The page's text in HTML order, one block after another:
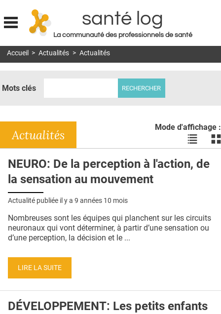
Jump to navigation
santé log
La communauté des professionnels de santé
MON COMPTE
DOSSIERS
RÉSEAUX
E-REVUE SAD
QUI SOMMES-NOUS ?
CONDITIONS GÉNÉRALES
CRÉDITS
Accueil > Actualités > Actualités
Mots clés
Mode d'affichage :
Voir
les
en
les
Actualités
NEURO: De la perception à l'action, de
la sensation au mouvement
Actualité publiée il y a 9 années 10 mois
Nombreuses sont les équipes qui planchent sur les circuits
neuronaux qui vont déterminer, à partir d’une sensation ou
d’une perception, la décision et le ...
LIRE LA SUITE
DÉVELOPPEMENT: Les petits enfants